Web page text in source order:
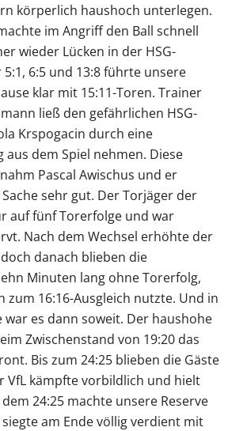
körperlich haushoch unterlegen.
im Angriff den Ball schnell
wieder Lücken in der HSG-
6:5 und 13:8 führte unsere
klar mit 15:11-Toren. Trainer
ließ den gefährlichen HSG-
Krspogacin durch eine
aus dem Spiel nehmen. Diese
Pascal Awischus und er
sehr gut. Der Torjäger der
auf fünf Torerfolge und war
Nach dem Wechsel erhöhte der
danach blieben die
Minuten lang ohne Torerfolg,
zum 16:16-Ausgleich nutzte. Und in
war es dann soweit. Der haushohe
Zwischenstand von 19:20 das
Bis zum 24:25 blieben die Gäste
VfL kämpfte vorbildlich und hielt
24:25 machte unsere Reserve
am Ende völlig verdient mit